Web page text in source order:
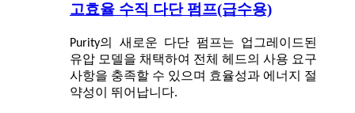
고효율 수직 다단 펌프(급수용)
Purity의 새로운 다단 펌프는 업그레이드된
유압 모델을 채택하여 전체 헤드의 사용 요구
사항을 충족할 수 있으며 효율성과 에너지 절
약성이 뛰어납니다.